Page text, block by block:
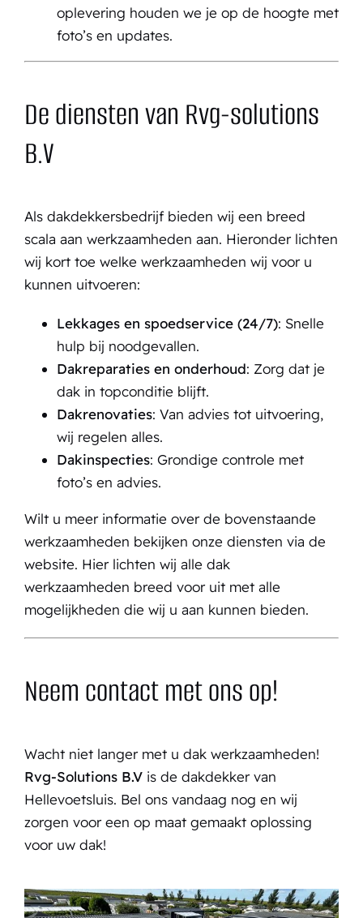
oplevering houden we je op de hoogte met
foto’s en updates.
De diensten van Rvg-solutions
B.V
Als dakdekkersbedrijf bieden wij een breed
scala aan werkzaamheden aan. Hieronder lichten
wij kort toe welke werkzaamheden wij voor u
kunnen uitvoeren:
Lekkages en spoedservice (24/7): Snelle
hulp bij noodgevallen.
Dakreparaties en onderhoud: Zorg dat je
dak in topconditie blijft.
Dakrenovaties: Van advies tot uitvoering,
wij regelen alles.
Dakinspecties: Grondige controle met
foto’s en advies.
Wilt u meer informatie over de bovenstaande
werkzaamheden bekijken onze diensten via de
website. Hier lichten wij alle dak
werkzaamheden breed voor uit met alle
mogelijkheden die wij u aan kunnen bieden.
Neem contact met ons op!
Wacht niet langer met u dak werkzaamheden!
Rvg-Solutions B.Vis de dakdekker van
Hellevoetsluis. Bel ons vandaag nog en wij
zorgen voor een op maat gemaakt oplossing
voor uw dak!